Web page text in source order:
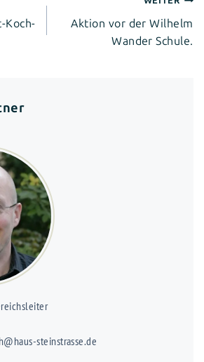
Koch-
Aktion vor der Wilhelm
Wander Schule.
steinstrasse.de